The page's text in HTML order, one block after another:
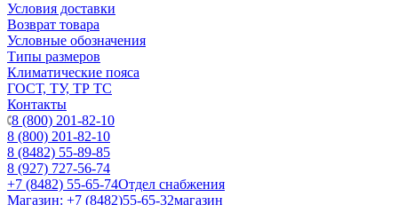
Условия доставки
Возврат товара
Условные обозначения
Типы размеров
Климатические пояса
ГОСТ, ТУ, ТР ТС
Контакты
8 (800) 201-82-10
8 (800) 201-82-10
8 (8482) 55-89-85
8 (927) 727-56-74
+7 (8482) 55-65-74Отдел снабжения
Магазин: +7 (8482)55-65-32магазин